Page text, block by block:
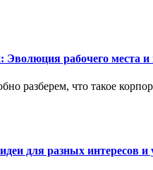
рабочего места
разберем, что такое
для разных интересов и